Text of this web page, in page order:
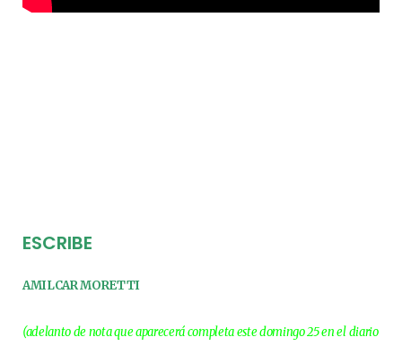
ESCRIBE
AMILCAR MORETTI
(adelanto de nota que aparecerá completa este domingo 25 en el diario